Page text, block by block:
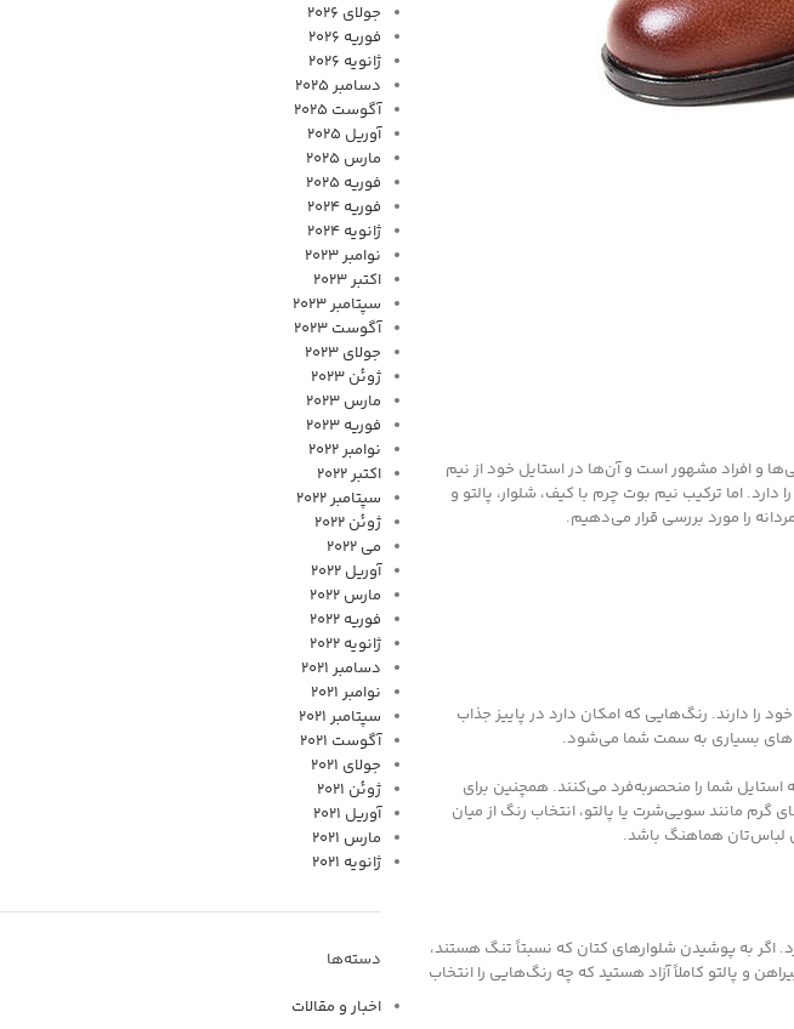
و افراد مشهور است و آن‌ها در استایل خود از نیم
اما ترکیب نیم بوت چرم با کیف، شلوار، پالتو و
را مورد بررسی قرار می‌دهیم.
را دارند. رنگ‌هایی که امکان دارد در پاییز جذاب
بسیاری به سمت شما می‌شود.
استایل شما را منحصربه‌فرد می‌کنند. همچنین برای
گرم مانند سویی‌شرت یا پالتو، انتخاب رنگ از میان
لباس‌تان هماهنگ باشد.
اگر به پوشیدن شلوارهای کتان که نسبتاً تنگ هستند،
و پالتو کاملاً آزاد هستید که چه رنگ‌هایی را انتخاب
جولای 2026
فوریه 2026
ژانویه 2026
دسامبر 2025
آگوست 2025
آوریل 2025
مارس 2025
فوریه 2025
فوریه 2024
ژانویه 2024
نوامبر 2023
اکتبر 2023
سپتامبر 2023
آگوست 2023
جولای 2023
ژوئن 2023
مارس 2023
فوریه 2023
نوامبر 2022
اکتبر 2022
سپتامبر 2022
ژوئن 2022
می 2022
آوریل 2022
مارس 2022
فوریه 2022
ژانویه 2022
دسامبر 2021
نوامبر 2021
سپتامبر 2021
آگوست 2021
جولای 2021
ژوئن 2021
آوریل 2021
مارس 2021
ژانویه 2021
دسته‌ها
اخبار و مقالات